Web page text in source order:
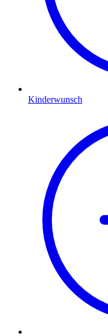
Kinderwunsch